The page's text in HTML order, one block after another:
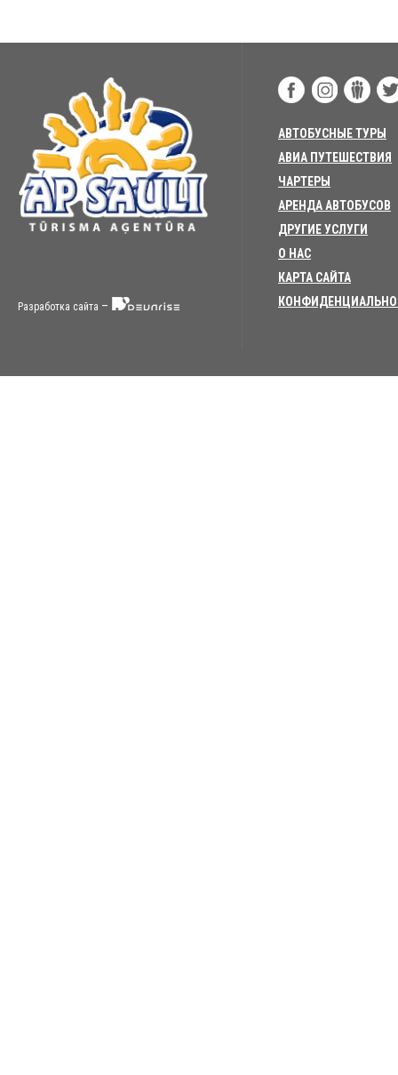
Разработка сайта –
АВТОБУСНЫЕ ТУРЫ
АВИА ПУТЕШЕСТВИЯ
ЧАРТЕРЫ
АРЕНДА АВТОБУСОВ
ДРУГИЕ УСЛУГИ
О НАС
КАРТА САЙТА